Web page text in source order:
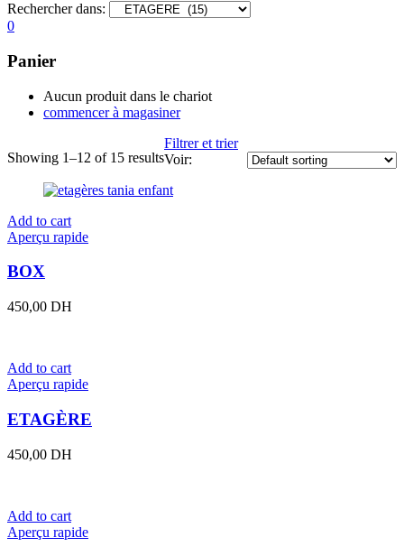
Rechercher dans:
0
Panier
Aucun produit dans le chariot
commencer à magasiner
Showing 1–12 of 15 results
Filtrer et trier
Voir:
Add to cart
Aperçu rapide
BOX
450,00 DH
Add to cart
Aperçu rapide
ETAGÈRE
450,00 DH
Add to cart
Aperçu rapide